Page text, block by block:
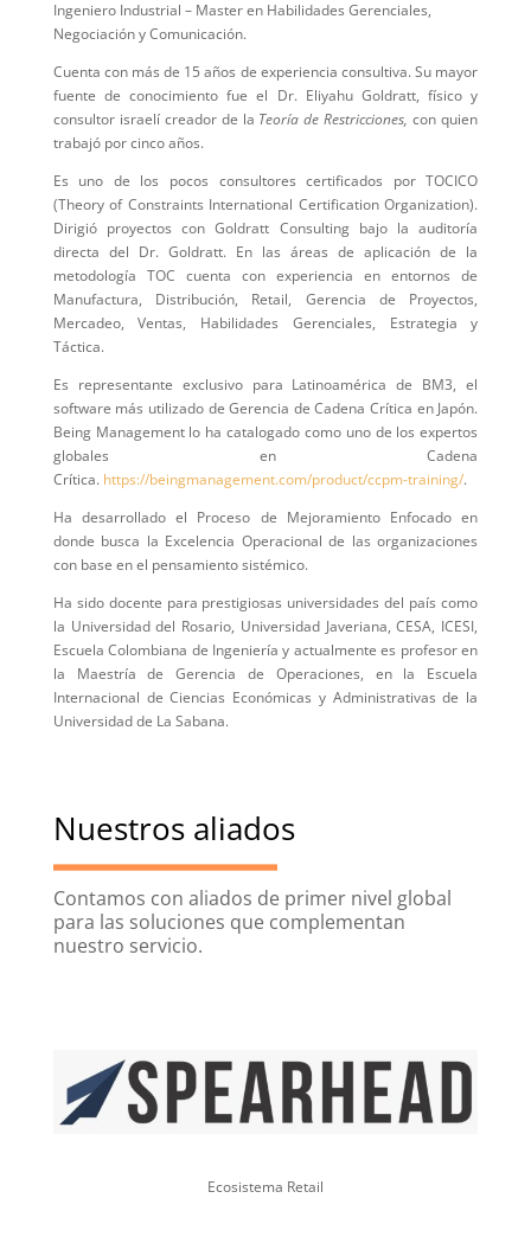
Ingeniero Industrial – Master en Habilidades Gerenciales,
Negociación y Comunicación.
Cuenta con más de 15 años de experiencia consultiva. Su mayor
fuente de conocimiento fue el Dr. Eliyahu Goldratt, físico y
consultor israelí creador de la Teoría de Restricciones,con quien
trabajó por cinco años.
Es uno de los pocos consultores certificados por TOCICO
(Theory of Constraints International Certification Organization).
Dirigió proyectos con Goldratt Consulting bajo la auditoría
directa del Dr. Goldratt. En las áreas de aplicación de la
metodología TOC cuenta con experiencia en entornos de
Manufactura, Distribución, Retail, Gerencia de Proyectos,
Mercadeo, Ventas, Habilidades Gerenciales, Estrategia y
Táctica.
Es representante exclusivo para Latinoamérica de BM3, el
software más utilizado de Gerencia de Cadena Crítica en Japón.
Being Management lo ha catalogado como uno de los expertos
globales en Cadena
Crítica. https://beingmanagement.com/product/ccpm-training/.
Ha desarrollado el Proceso de Mejoramiento Enfocado en
donde busca la Excelencia Operacional de las organizaciones
con base en el pensamiento sistémico.
Ha sido docente para prestigiosas universidades del país como
la Universidad del Rosario, Universidad Javeriana, CESA, ICESI,
Escuela Colombiana de Ingeniería y actualmente es profesor en
la Maestría de Gerencia de Operaciones, en la Escuela
Internacional de Ciencias Económicas y Administrativas de la
Universidad de La Sabana.
Nuestros aliados
Contamos con aliados de primer nivel global
para las soluciones que complementan
nuestro servicio.
Ecosistema Retail